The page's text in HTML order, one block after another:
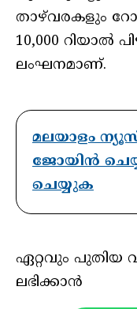
താഴ്‌വരകളും
10,000 റിയാല്‍
ലംഘനമാണ്.
മലയാളം
ജോയിൻ
ചെയ്യുക
ഏറ്റവും പുതിയ
ലഭിക്കാൻ